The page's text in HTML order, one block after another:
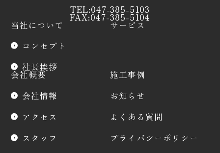
TEL:047-385-5103
FAX:047-385-5104
当社について
コンセプト
社長挨拶
サービス
会社概要
会社情報
アクセス
スタッフ
施工事例
お知らせ
よくある質問
プライバシーポリシー